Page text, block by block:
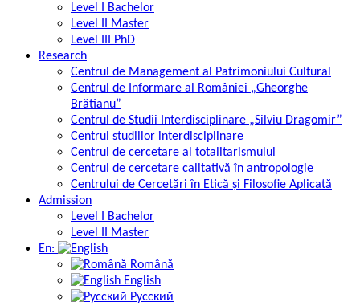
Level I Bachelor
Level II Master
Level III PhD
Research
Centrul de Management al Patrimoniului Cultural
Centrul de Informare al României „Gheorghe
Brătianu”
Centrul de Studii Interdisciplinare „Silviu Dragomir”
Centrul studiilor interdisciplinare
Centrul de cercetare al totalitarismului
Centrul de cercetare calitativă în antropologie
Centrului de Cercetări în Etică și Filosofie Aplicată
Admission
Level I Bachelor
Level II Master
En:
Română
English
Русский